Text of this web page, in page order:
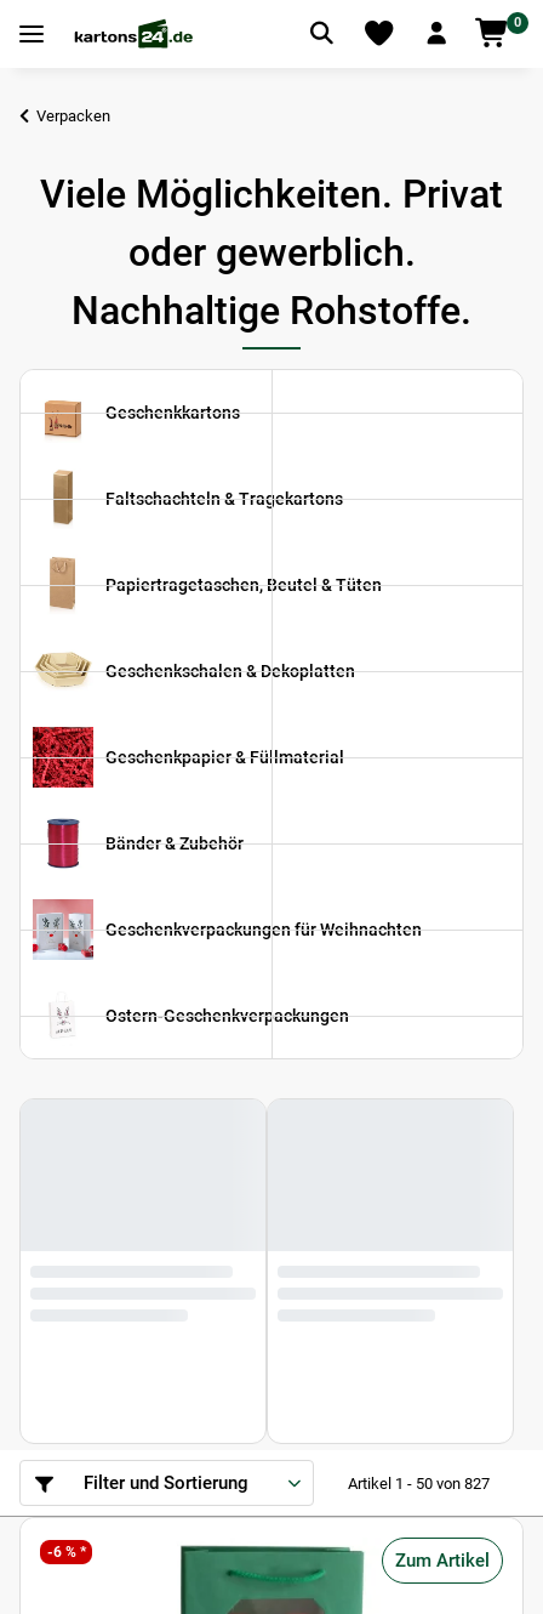
0
Verpacken
Viele Möglichkeiten. Privat
oder gewerblich.
Nachhaltige Rohstoffe.
Geschenkkartons
Faltschachteln & Tragekartons
Papiertragetaschen, Beutel & Tüten
Geschenkschalen & Dekoplatten
Geschenkpapier & Füllmaterial
Bänder & Zubehör
Geschenkverpackungen für Weihnachten
Ostern-Geschenkverpackungen
Filter und Sortierung Artikel 1 - 50 von 827
Zum Artikel
-6 % *